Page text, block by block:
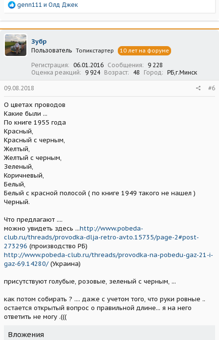
Р
а
к
ц
и
и
genn111 и Олд Джек
Зубр
Пользователь Топикстартер 10 лет на форуме
Регистрация 06.01.2016 Сообщения
9 228
Оценка реакций
9 924 Возраст 48 Город РБ,г.Минск
09.08.2018 #6
О цветах проводов
Какие были ...
По книге 1955 года
Красный,
Красный с черным,
Желтый,
Желтый с черным,
Зеленый,
Коричневый,
Белый,
Белый с красной полосой ( по книге 1949 такого не нашел )
Черный.
Что предлагают ....
можно увидеть здесь ...http://www.pobeda-
club.ru/threads/provodka-dlja-retro-avto.15735/page-2#post-
273296 (производство РБ)
http://www.pobeda-club.ru/threads/provodka-na-pobedu-gaz-21-i-
gaz-69.14280/(Украина)
присутствуют голубые, розовые, зеленый с черным, ...
как потом собирать ? .... даже с учетом того, что руки ровные ..
остается открытый вопрос о правильной длине... я на него
ответить не могу .(((
Вложения